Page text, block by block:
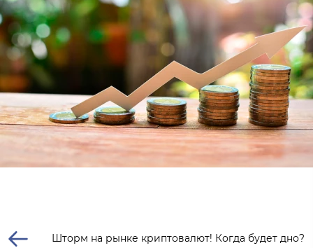
Шторм на рынке криптовалют! Когда будет дно?